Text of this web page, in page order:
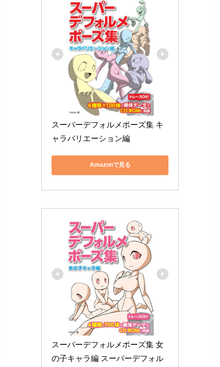
スーパーデフォルメポーズ集 キ
ャラバリエーション編
Amazonで見る
スーパーデフォルメポーズ集 女
の子キャラ編 スーパーデフォル